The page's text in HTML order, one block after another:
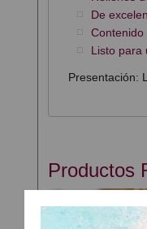
De
Listo para
Presentación:
Productos